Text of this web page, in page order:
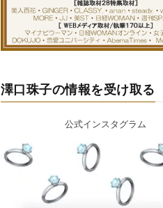
澤口珠子の情報を受け取る
公式インスタグラム